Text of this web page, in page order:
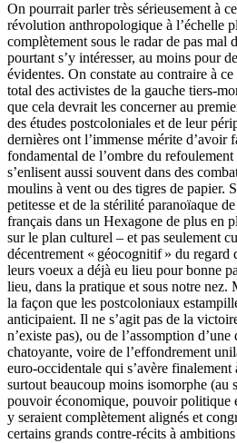
On pourrait parler très sérieusement à
révolution anthropologique à l’échelle
complètement sous le radar de pas mal
pourtant s’y intéresser, au moins pour
évidentes. On constate au contraire à
total des activistes de la gauche tiers-
que cela devrait les concerner au
des études postcoloniales et de leur
dernières ont l’immense mérite d’avoir
fondamental de l’ombre du
s’enlisent aussi souvent dans des
moulins à vent ou des tigres de papier.
petitesse et de la stérilité paranoïaque
français dans un Hexagone de plus en
sur le plan culturel – et pas seulement
décentrement « géocognitif » du regard
leurs voeux a déjà eu lieu pour bonne
lieu, dans la pratique et sous notre nez.
la façon que les postcoloniaux
anticipaient. Il ne s’agit pas de la
n’existe pas), ou de l’assomption
chatoyante, voire de l’effondrement
euro-occidentale qui s’avère
surtout beaucoup moins isomorphe (au
pouvoir économique, pouvoir politique
y seraient complètement alignés et
certains grands contre-récits à